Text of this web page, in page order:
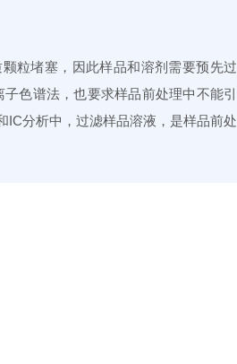
粒堵塞，因此样品和溶剂需要预先过
色谱法，也要求样品前处理中不能引
IC分析中，过滤样品溶液，是样品前处